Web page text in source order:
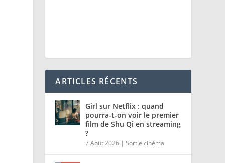
ARTICLES RÉCENTS
Girl sur Netflix : quand
pourra-t-on voir le premier
film de Shu Qi en streaming
?
7 Août 2026 |Sortie cinéma